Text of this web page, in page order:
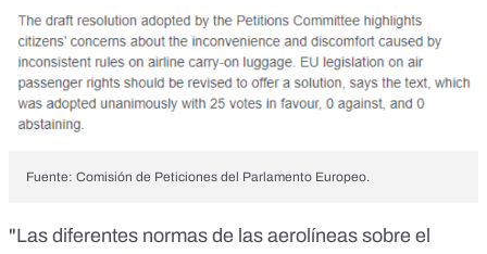
Fuente: Comisión de Peticiones del Parlamento Europeo.
"Las diferentes normas de las aerolíneas sobre el